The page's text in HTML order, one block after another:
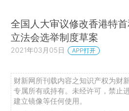
全国人大审议修改香港特首
立法会选举制度草案
2021年03月05日 APP打开
财新网所刊载内容之知识产权为财
专属所有或持有。未经许可，禁止
建立镜像等任何使用。